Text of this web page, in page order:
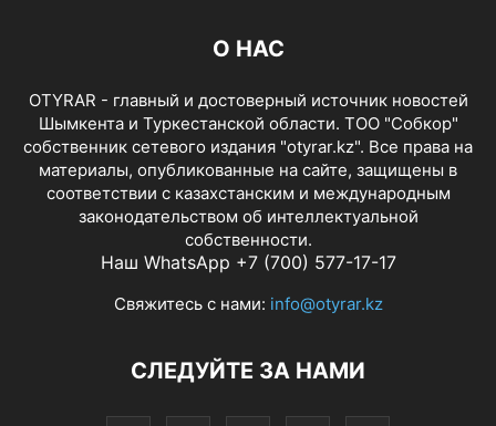
О НАС
OTYRAR - главный и достоверный источник новостей
Шымкента и Туркестанской области. ТОО "Собкор"
собственник сетевого издания "otyrar.kz". Все права на
материалы, опубликованные на сайте, защищены в
соответствии с казахстанским и международным
законодательством об интеллектуальной
собственности.
Наш WhatsApp +7 (700) 577-17-17
Свяжитесь с нами: info@otyrar.kz
СЛЕДУЙТЕ ЗА НАМИ